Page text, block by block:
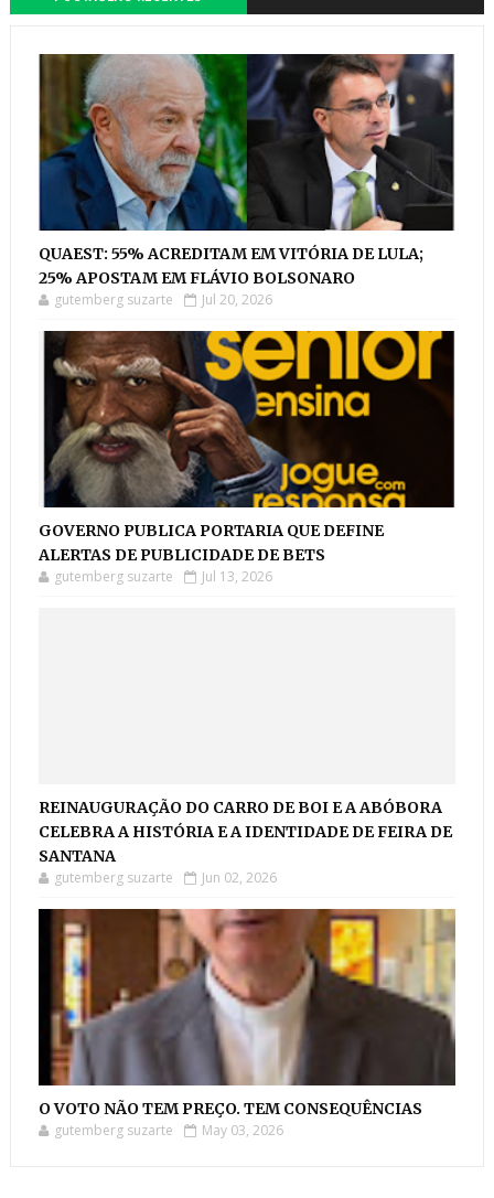
QUAEST: 55% ACREDITAM EM VITÓRIA DE LULA;
25% APOSTAM EM FLÁVIO BOLSONARO
gutemberg suzarte Jul 20, 2026
GOVERNO PUBLICA PORTARIA QUE DEFINE
ALERTAS DE PUBLICIDADE DE BETS
gutemberg suzarte Jul 13, 2026
REINAUGURAÇÃO DO CARRO DE BOI E A ABÓBORA
CELEBRA A HISTÓRIA E A IDENTIDADE DE FEIRA DE
SANTANA
gutemberg suzarte Jun 02, 2026
O VOTO NÃO TEM PREÇO. TEM CONSEQUÊNCIAS
gutemberg suzarte May 03, 2026